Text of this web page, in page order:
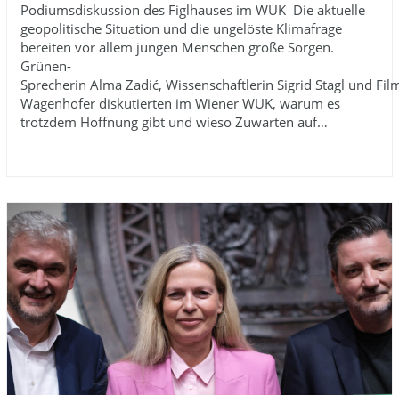
Podiumsdiskussion des Figlhauses im WUK Die aktuelle
geopolitische Situation und die ungelöste Klimafrage
bereiten vor allem jungen Menschen große Sorgen.
Grünen-
Sprecherin Alma Zadić, Wissenschaftlerin Sigrid Stagl und
Wagenhofer diskutierten im Wiener WUK, warum es
trotzdem Hoffnung gibt und wieso Zuwarten auf…